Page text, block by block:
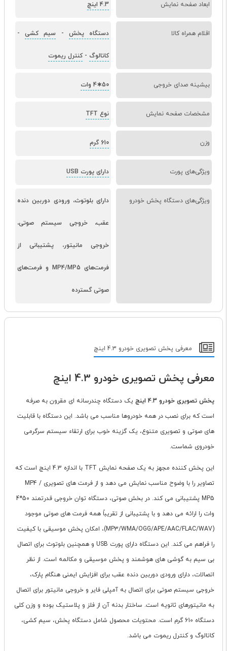
ابعاد صفحه نمایش 4.3 اینچ
اقلام همراه کالا دستگاه پخش - سیم کشی-
کاتالوگ - کنترل ریموت
بیشینه صدای خروجی 50∗4 وات
مشخصات صفحه نمایش نوع TFT
وزن 610 گرم
ویژگی‌های پورت دارای پورت USB
ویژگی‌های دستگاه پخش خودرو دارای بلوتوث، ورودی دوربین دنده
عقب، خروجی سیستم صوتی،
خروجی مانیتور، پشتیبانی از
فرمت‌های MP4/MP5 و فرمت‌های
صوتی گسترده
معرفی پخش تصویری خودرو 4.3 اینچ
معرفی پخش تصویری خودرو 4.3 اینچ
پخش تصویری خودرو 4.3 اینچ
یک دستگاه چندرسانه ای مقرون به صرفه
است که برای نصب در همه خودروها مناسب می باشد. این دستگاه با قابلیت
های صوتی و تصویری متنوع، یک گزینه خوب برای ارتقاء سیستم سرگرمی
خودروی شماست.
این پخش کننده مجهز به یک صفحه نمایش TFT با اندازه 4.3 اینچ است که
تصاویر را با وضوح مناسب نمایش می دهد و از فرمت های تصویری MP4 /
MP5 پشتیبانی می کند. در بخش صوتی، دستگاه توان خروجی قدرتمند 50*4
وات را ارائه می دهد و با پشتیبانی از تقریباً همه فرمت های صوتی موجود
(MP3/WMA/OGG/APE/AAC/FLAC/WAV)، امکان پخش موسیقی با کیفیت
را فراهم می کند. این دستگاه دارای پورت USB و همچنین بلوتوث برای اتصال
بی سیم به گوشی های هوشمند و پخش موسیقی و مکالمه است. از نظر
اتصالات، دارای ورودی دوربین دنده عقب برای افزایش ایمنی هنگام پارک،
خروجی سیستم صوتی برای اتصال به آمپلی فایر و خروجی مانیتور برای اتصال
به مانیتورهای ثانویه است. ساختار بدنه آن از فلز و پلاستیک بوده و وزن کلی
دستگاه 610 گرم است. محتویات محصول شامل دستگاه پخش، سیم کشی،
کاتالوگ و کنترل ریموت می باشد.